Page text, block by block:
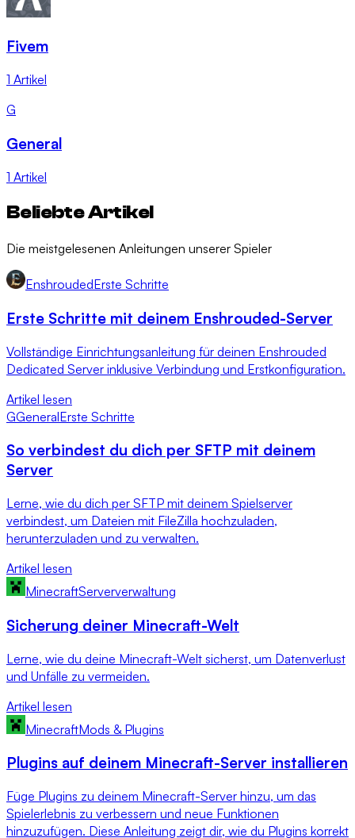
Fivem
1 Artikel
G
General
1 Artikel
Beliebte Artikel
Die meistgelesenen Anleitungen unserer Spieler
EnshroudedErste Schritte
Erste Schritte mit deinem Enshrouded-Server
Vollständige Einrichtungsanleitung für deinen Enshrouded
Dedicated Server inklusive Verbindung und Erstkonfiguration.
Artikel lesen
GGeneralErste Schritte
So verbindest du dich per SFTP mit deinem
Server
Lerne, wie du dich per SFTP mit deinem Spielserver
verbindest, um Dateien mit FileZilla hochzuladen,
herunterzuladen und zu verwalten.
Artikel lesen
MinecraftSerververwaltung
Sicherung deiner Minecraft-Welt
Lerne, wie du deine Minecraft-Welt sicherst, um Datenverlust
und Unfälle zu vermeiden.
Artikel lesen
MinecraftMods & Plugins
Plugins auf deinem Minecraft-Server installieren
Füge Plugins zu deinem Minecraft-Server hinzu, um das
Spielerlebnis zu verbessern und neue Funktionen
hinzuzufügen. Diese Anleitung zeigt dir, wie du Plugins korrekt